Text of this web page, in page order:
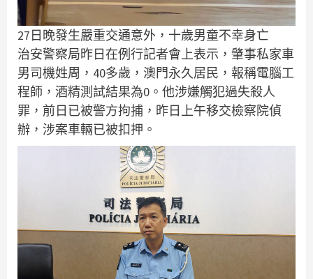
27日晚發生嚴重交通意外，十歲男童不幸身亡
治安警察局昨日在例行記者會上表示，肇事私家車
男司機姓周，40多歲，澳門永久居民，報稱電腦工
程師，酒精測試結果為0。他涉嫌觸犯過失殺人
罪，前日已被警方拘捕，昨日上午移交檢察院偵
辦，涉案車輛已被扣押。